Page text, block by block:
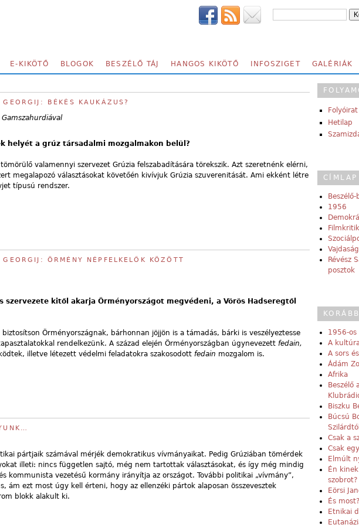
E-KIKÖTŐ BLOGOK BESZÉLŐ TÁJ HANGOS KIKÖTŐ INFOSZIGET GALÉRIÁK
BÉKÉS KAUKÁZUS?
helyét a grúz társadalmi mozgalmakon belül?
valamennyi szervezet Grúzia felszabadítására törekszik. Azt szeretnénk elérni,
megalapozó választásokat követőén kivívjuk Grúzia szuverenitását. Ami ekként létre
típusú rendszer.
ÖRMÉNY NÉPFELKELŐK KÖZÖTT
szervezete kitől akarja Örményországot megvédeni, a Vörös Hadseregtől
Örményországnak, bárhonnan jöjjön is a támadás, bárki is veszélyeztesse
rendelkezünk. A század elején Örményországban úgynevezett fedain,
illetve létezett védelmi feladatokra szakosodott fedain mozgalom is.
pártjaik számával mérjék demokratikus vívmányaikat. Pedig Grúziában tömérdek
illeti: nincs független sajtó, még nem tartottak választásokat, és így még mindig
kommunista vezetésű kormány irányítja az országot. További politikai „vívmány”,
ám ezt most úgy kell érteni, hogy az ellenzéki pártok alaposan összevesztek
blokk alakult ki.
Folyóirat
Hetilap
1956
Révész
posztok
1956-
A
A sors
Ádám
Afrika
Beszélő
Biszku
Búcsú
Szilárdtól
Csak a
Csak
Elmúlt
Én
szobrot?
Eörsi
És most?
Etnikai